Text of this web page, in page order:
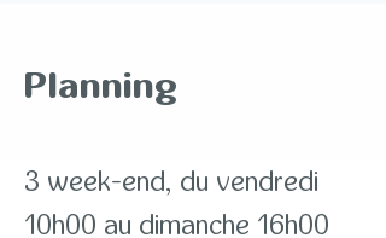
Planning
3 week-end, du vendredi
10h00 au dimanche 16h00